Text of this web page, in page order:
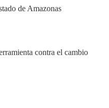
de Amazonas
contra el cambio